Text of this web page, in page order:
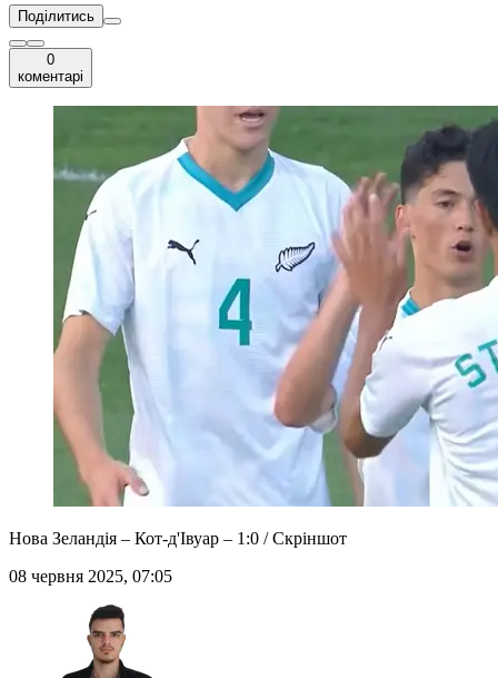
Поділитись
0
коментарі
Нова Зеландія – Кот-д'Івуар – 1:0 / Скріншот
08 червня 2025, 07:05